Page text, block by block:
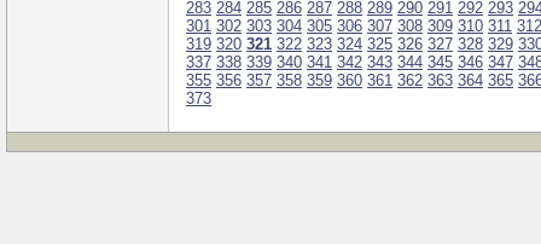
283 284 285 286 287 288 289 290 291 292 293
301 302 303 304 305 306 307 308 309 310 311 312
319 320 321 322 323 324 325 326 327 328 329
337 338 339 340 341 342 343 344 345 346 347
355 356 357 358 359 360 361 362 363 364 365
373